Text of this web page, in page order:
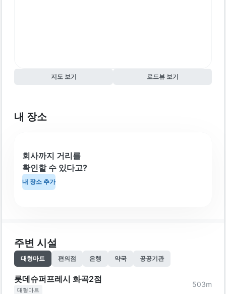
지도 보기 로드뷰 보기
내 장소
회사까지 거리를
확인할 수 있다고?
내 장소 추가
주변 시설
대형마트 편의점 은행 약국 공공기관
롯데슈퍼프레시 화곡2점
대형마트
503m